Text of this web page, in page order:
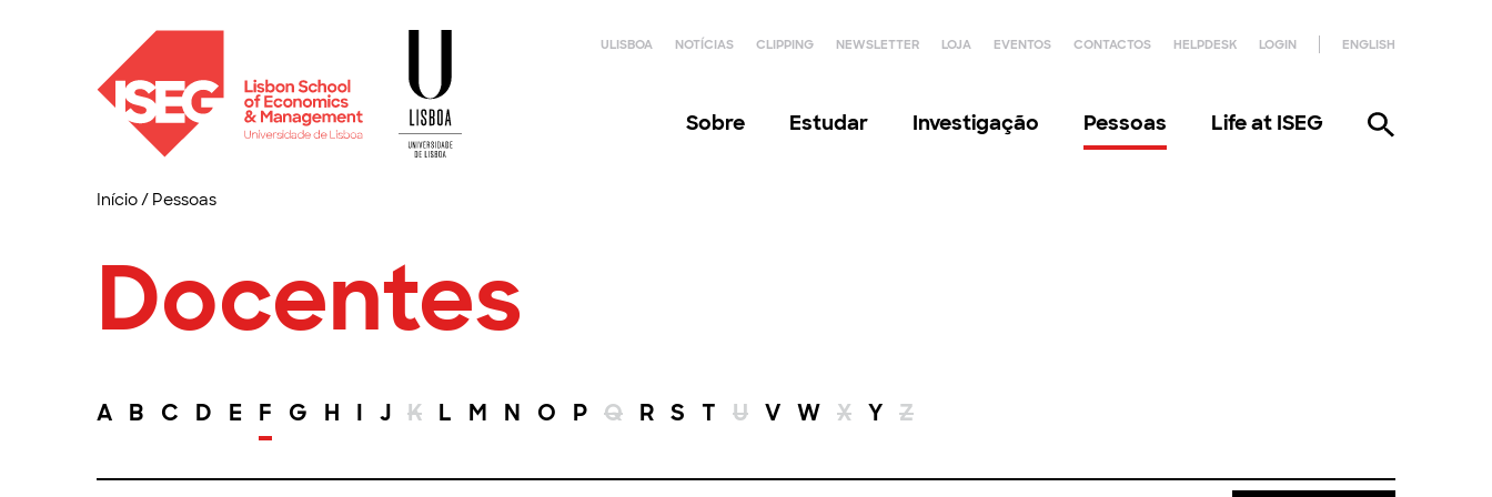
ULISBOA NOTÍCIAS CLIPPING NEWSLETTER LOJA EVENTOS CONTACTOS HELPDESK LOGIN ENGLISH
Sobre Estudar Investigação Pessoas Life at ISEG
Início/ Pessoas
Docentes
A B C D E F G H I J K L M N O P Q R S T U V W X Y Z